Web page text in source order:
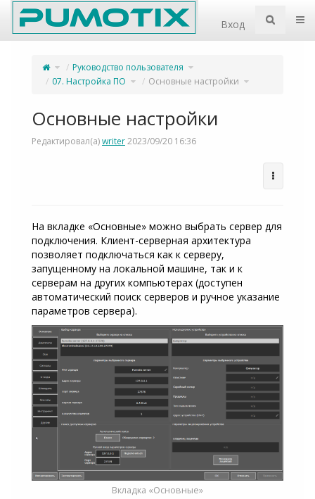
Home
Вход
Переключите
родительское
дерево
Основные
настройки.
Руководство пользователя Переключите
дерево
иерархии
Руководство
пользователя.
07. Настройка ПО Переключите
дерево
иерархии
Основные настройки Переключите
дерево
иерархии
Основные настройки
Редактировал(а)writer2023/09/20 16:36
На вкладке «Основные» можно выбрать сервер для
подключения. Клиент-серверная архитектура
позволяет подключаться как к серверу,
запущенному на локальной машине, так и к
серверам на других компьютерах (доступен
автоматический поиск серверов и ручное указание
параметров сервера).
Вкладка «Основные»